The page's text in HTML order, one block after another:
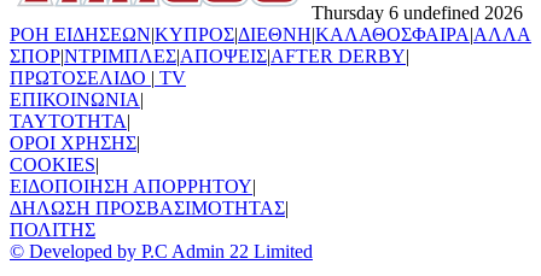
Thursday 6 undefined 2026
ΡΟΗ ΕΙΔΗΣΕΩΝ|ΚΥΠΡΟΣ|ΔΙΕΘΝΗ|ΚΑΛΑΘΟΣΦΑΙΡΑ|ΑΛΛΑ
ΣΠΟΡ|ΝΤΡΙΜΠΛΕΣ|ΑΠΟΨΕΙΣ|AFTER DERBY|
ΠΡΩΤΟΣΕΛΙΔΟ | TV
ΕΠΙΚΟΙΝΩΝΙΑ|
TAYTOTHTA|
ΟΡΟΙ ΧΡΗΣΗΣ|
COOKIES|
ΕΙΔΟΠΟΙΗΣΗ ΑΠΟΡΡΗΤΟΥ|
ΔΗΛΩΣΗ ΠΡΟΣΒΑΣΙΜΟΤΗΤΑΣ|
ΠΟΛΙΤΗΣ
© Developed by P.C Admin 22 Limited